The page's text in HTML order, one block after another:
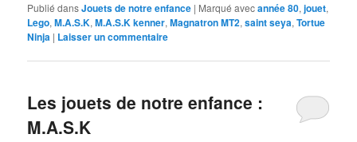
Publié dansJouets de notre enfance | Marqué avecannée 80,jouet,
Lego,M.A.S.K,M.A.S.K kenner,Magnatron MT2,saint seya,Tortue
Ninja | Laisser un commentaire
Les jouets de notre enfance :
M.A.S.K